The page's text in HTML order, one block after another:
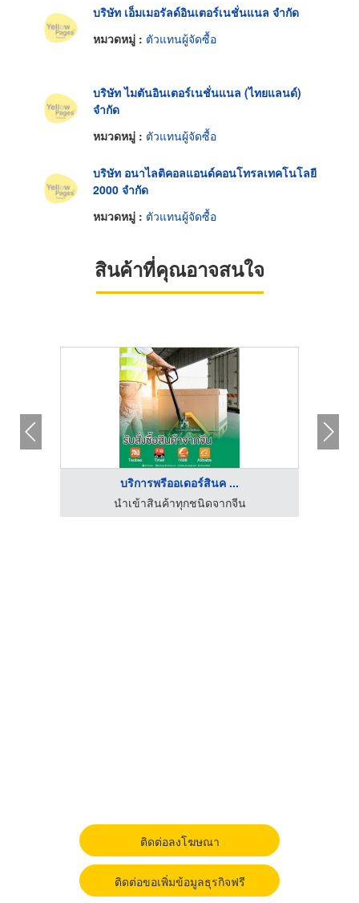
บริษัท เอ็มเมอรัลด์อินเตอร์เนชั่นแนล จำกัด
หมวดหมู่ : ตัวแทนผู้จัดซื้อ
บริษัท ไมตันอินเตอร์เนชั่นแนล (ไทยแลนด์)
จำกัด
หมวดหมู่ : ตัวแทนผู้จัดซื้อ
บริษัท อนาไลติคอลแอนด์คอนโทรลเทคโนโลยี
2000 จำกัด
หมวดหมู่ : ตัวแทนผู้จัดซื้อ
สินค้าที่คุณอาจสนใจ
บริการพรีออเดอร์สินค ...
นำเข้าสินค้าทุกชนิดจากจีน
ติดต่อลงโฆษณา
ติดต่อขอเพิ่มข้อมูลธุรกิจฟรี